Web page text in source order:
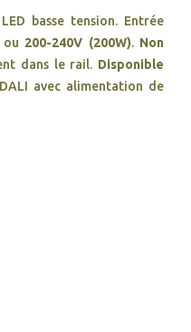
basse tension. Entrée
ou 200-240V (200W). Non
dans le rail. Disponible
avec alimentation de